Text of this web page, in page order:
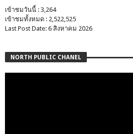
เข้าชมวันนี้ : 3,264
เข้าชมทั้งหมด : 2,522,525
Last Post Date: 6 สิงหาคม 2026
NORTH PUBLIC CHANEL